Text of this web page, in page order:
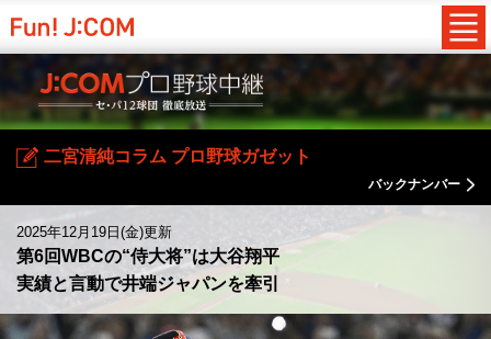
二宮清純コラム プロ野球ガゼット
バックナンバー
2025年12月19日(金)更新
第6回WBCの“侍大将”は大谷翔平
実績と言動で井端ジャパンを牽引